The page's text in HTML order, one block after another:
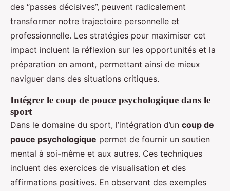
des “passes décisives”, peuvent radicalement
transformer notre trajectoire personnelle et
professionnelle. Les stratégies pour maximiser cet
impact incluent la réflexion sur les opportunités et la
préparation en amont, permettant ainsi de mieux
naviguer dans des situations critiques.
Intégrer le coup de pouce psychologique dans le
sport
Dans le domaine du sport, l’intégration d’un coup de
pouce psychologique permet de fournir un soutien
mental à soi-même et aux autres. Ces techniques
incluent des exercices de visualisation et des
affirmations positives. En observant des exemples